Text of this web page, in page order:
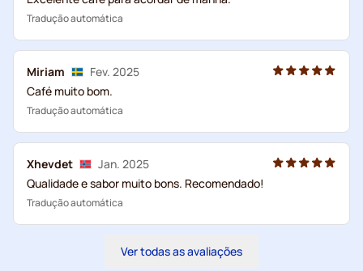
Tradução automática
Miriam
Fev. 2025
Café muito bom.
Tradução automática
Xhevdet
Jan. 2025
Qualidade e sabor muito bons. Recomendado!
Tradução automática
Ver todas as avaliações